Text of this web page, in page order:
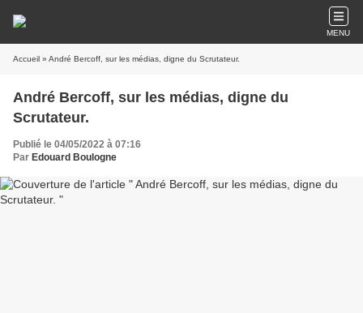
MENU
Accueil » André Bercoff, sur les médias, digne du Scrutateur.
André Bercoff, sur les médias, digne du
Scrutateur.
Publié le 04/05/2022 à 07:16
Par Edouard Boulogne